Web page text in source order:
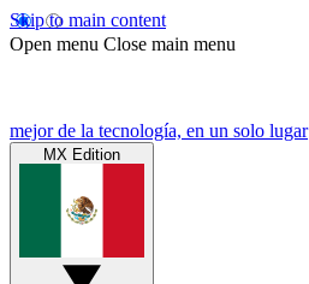
Skip to main content
Open menu Close main menu
mejor de la tecnología, en un solo lugar
MX Edition